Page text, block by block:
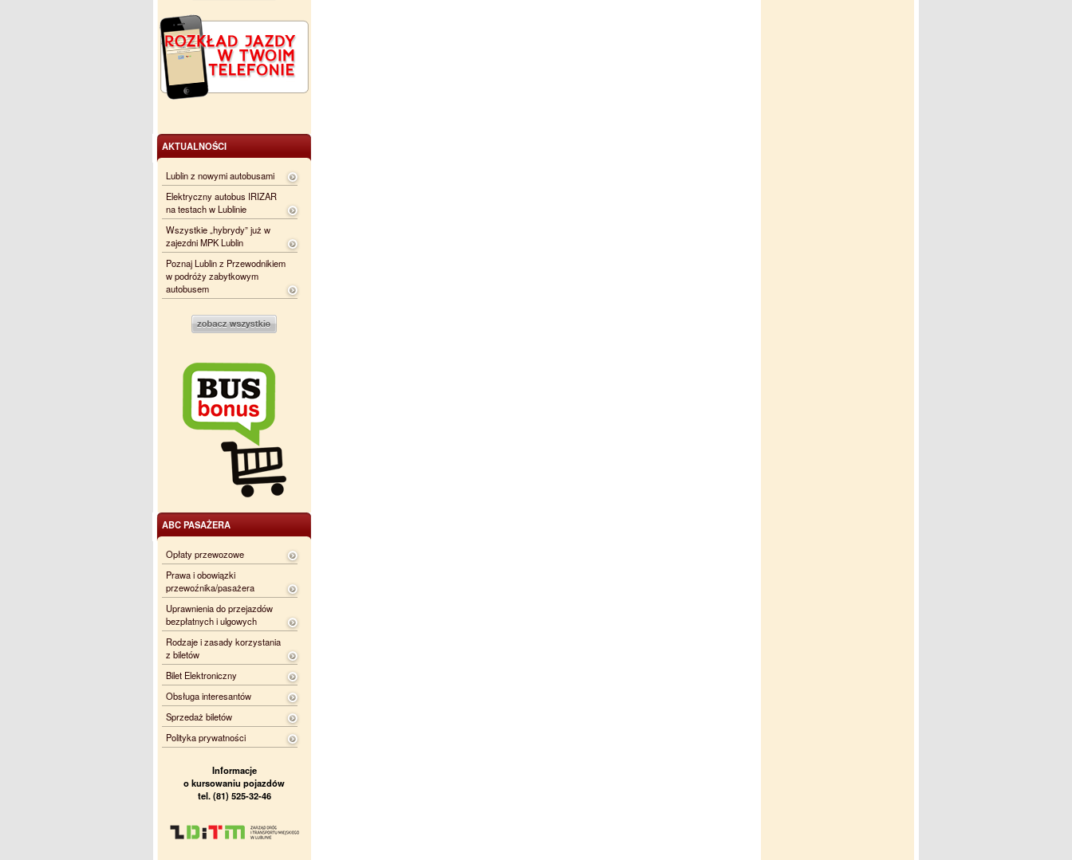
AKTUALNOŚCI
Lublin z nowymi autobusami
Elektryczny autobus IRIZAR
na testach w Lublinie
Wszystkie „hybrydy” już w
zajezdni MPK Lublin
Poznaj Lublin z Przewodnikiem
w podróży zabytkowym
autobusem
ABC PASAŻERA
Opłaty przewozowe
Prawa i obowiązki
przewoźnika/pasażera
Uprawnienia do przejazdów
bezpłatnych i ulgowych
Rodzaje i zasady korzystania
z biletów
Bilet Elektroniczny
Obsługa interesantów
Sprzedaż biletów
Polityka prywatności
Informacje
o kursowaniu pojazdów
tel. (81) 525-32-46